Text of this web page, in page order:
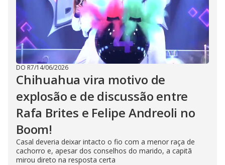
DO R7/14/06/2026
Chihuahua vira motivo de
explosão e de discussão entre
Rafa Brites e Felipe Andreoli no
Boom!
Casal deveria deixar intacto o fio com a menor raça de
cachorro e, apesar dos conselhos do marido, a capitã
mirou direto na resposta certa